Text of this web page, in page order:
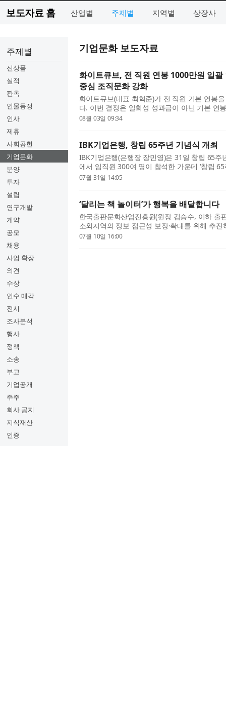
보도자료 홈 산업별 주제별 지역별 상장사
주제별
신상품
실적
판촉
인물동정
인사
제휴
사회공헌
기업문화
분양
투자
설립
연구개발
계약
공모
채용
사업 확장
의견
수상
인수 매각
전시
조사분석
행사
정책
소송
부고
기업공개
주주
회사 공지
지식재산
인증
기업문화 보도자료
화이트큐브, 전 직원 연봉 1000만원 일
중심 조직문화 강화
화이트큐브(대표 최혁준)가 전 직원 기본 연봉
다. 이번 결정은 일회성 성과급이 아닌 기본 연
이 보상에 대한 불확실성 없이 더 높은 목표와
08월 03일 09:34
IBK기업은행, 창립 65주년 기념식 개최
IBK기업은행(은행장 장민영)은 31일 창립 65
에서 임직원 300여 명이 참석한 가운데 ‘창립
영 은행장은 중소기업을 향한 사명감과 진심을
07월 31일 14:05
‘달리는 책 놀이터’가 행복을 배달합니다
한국출판문화산업진흥원(원장 김승수, 이하 출
소외지역의 정보 접근성 보장·확대를 위해 추진
운영한다. ‘달리는 책 놀이터’란 △전자도서 체
07월 10일 16:00